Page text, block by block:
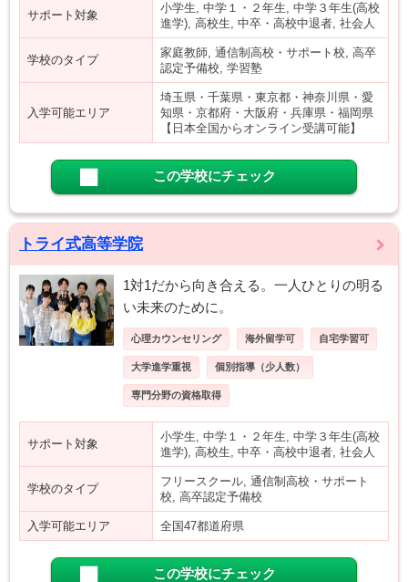
サポート対象
小学生, 中学１・２年生, 中学３年生(高校
進学), 高校生, 中卒・高校中退者, 社会人
学校のタイプ
家庭教師, 通信制高校・サポート校, 高卒
認定予備校, 学習塾
入学可能エリア
埼玉県・千葉県・東京都・神奈川県・愛
知県・京都府・大阪府・兵庫県・福岡県
【日本全国からオンライン受講可能】
この学校にチェック
トライ式高等学院
1対1だから向き合える。一人ひとりの明る
い未来のために。
心理カウンセリング 海外留学可 自宅学習可
大学進学重視 個別指導（少人数）
専門分野の資格取得
サポート対象
小学生, 中学１・２年生, 中学３年生(高校
進学), 高校生, 中卒・高校中退者, 社会人
学校のタイプ
フリースクール, 通信制高校・サポート
校, 高卒認定予備校
入学可能エリア 全国47都道府県
この学校にチェック